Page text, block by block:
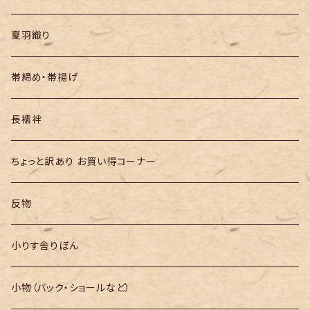
夏羽織り
帯締め・帯揚げ
長襦袢
ちょっと訳あり お買い得コーナー
反物
小りす舎りぼん
小物（バック・ショールなど）